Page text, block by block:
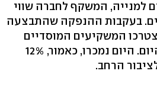
-2.7 שקלים למנייה, המשקף לחברה שווי
שקלים. בעקבות ההנפקה שהתבצעה
המשקיעים המוסדיים
לשלם למחיר שנקבע היום. היום נמכרו, כאמור, 12%
הרחב.